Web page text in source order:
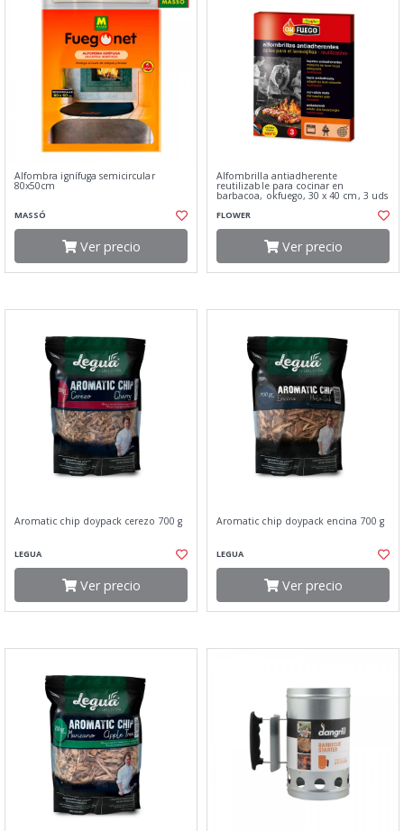
Alfombra ignífuga semicircular
80x50cm
MASSÓ
Ver precio
Alfombrilla antiadherente
reutilizable para cocinar en
barbacoa, okfuego, 30 x 40 cm, 3 uds
FLOWER
Ver precio
Aromatic chip doypack cerezo 700 g
LEGUA
Ver precio
Aromatic chip doypack encina 700 g
LEGUA
Ver precio